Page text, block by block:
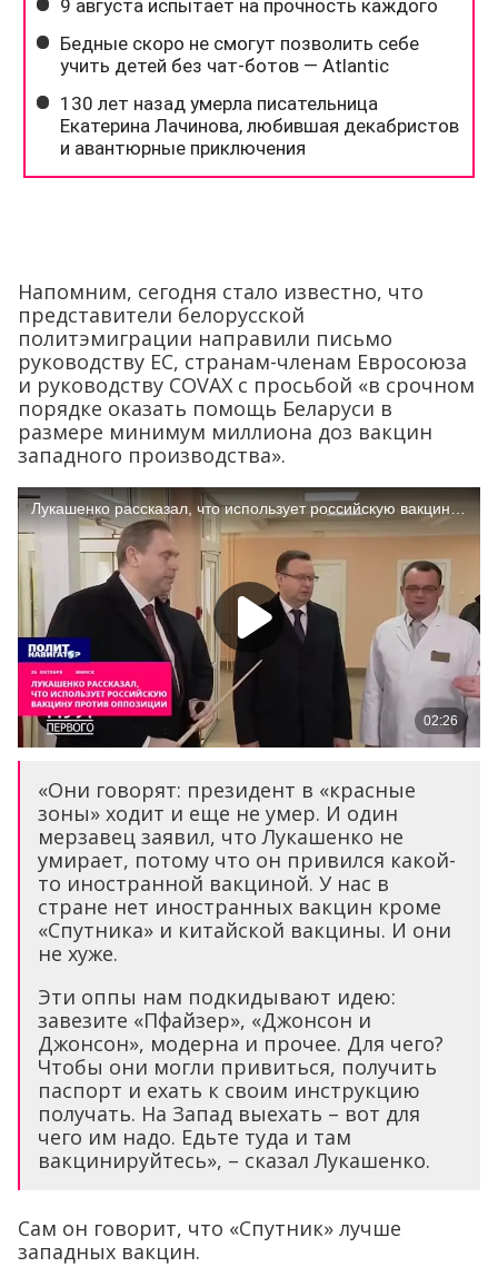
Напомним, сегодня стало известно, что
представители белорусской
политэмиграции направили письмо
руководству ЕС, странам-членам Евросоюза
и руководству COVAX с просьбой «в срочном
порядке оказать помощь Беларуси в
размере минимум миллиона доз вакцин
западного производства».
«Они говорят: президент в «красные
зоны» ходит и еще не умер. И один
мерзавец заявил, что Лукашенко не
умирает, потому что он привился какой-
то иностранной вакциной. У нас в
стране нет иностранных вакцин кроме
«Спутника» и китайской вакцины. И они
не хуже.
Эти оппы нам подкидывают идею:
завезите «Пфайзер», «Джонсон и
Джонсон», модерна и прочее. Для чего?
Чтобы они могли привиться, получить
паспорт и ехать к своим инструкцию
получать. На Запад выехать – вот для
чего им надо. Едьте туда и там
вакцинируйтесь», – сказал Лукашенко.
Сам он говорит, что «Спутник» лучше
западных вакцин.